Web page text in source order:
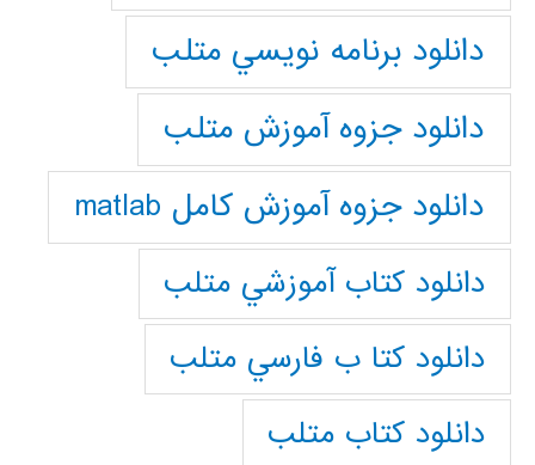
دانلود برنامه نويسي متلب
دانلود جزوه آموزش متلب
دانلود جزوه آموزش کامل matlab
دانلود كتاب آموزشي متلب
دانلود كتا ب فارسي متلب
دانلود كتاب متلب